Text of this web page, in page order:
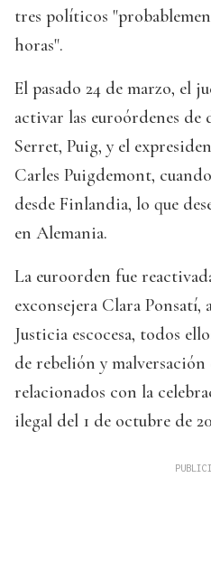
tres políticos
horas".
El pasado 24 de marzo, el
activar las euroórdenes
Serret, Puig, y el
Carles Puigdemont,
desde Finlandia, lo que
en Alemania.
La euroorden fue
exconsejera Clara
Justicia escocesa, todos
de rebelión y
relacionados con la
ilegal del 1 de octubre de